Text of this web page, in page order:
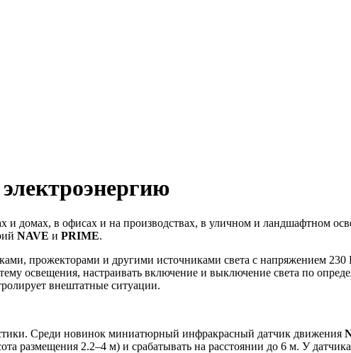
и домах, в офисах и на производствах, в уличном и ландшафтном
NAVE и PRIME.
прожекторами и другими источниками света с напряжением 230
освещения, настраивать включение и выключение света по
внештатные ситуации.
Среди новинок миниатюрный инфракрасный датчик движения
размещения 2.2–4 м) и срабатывать на расстоянии до 6 м. У